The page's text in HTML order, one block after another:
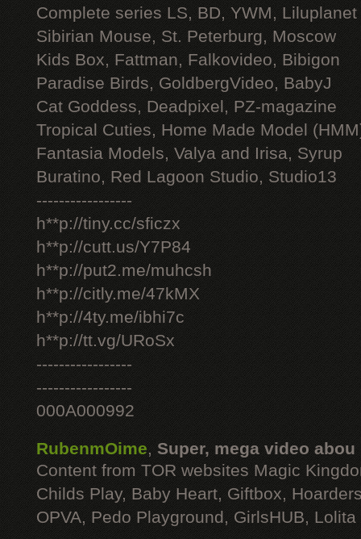
Complete series LS, BD, YWM, Liluplanet
Sibirian Mouse, St. Peterburg, Moscow
Kids Box, Fattman, Falkovideo, Bibigon
Paradise Birds, GoldbergVideo, BabyJ
Cat Goddess, Deadpixel, PZ-magazine
Tropical Cuties, Home Made Model
Fantasia Models, Valya and Irisa, Syrup
Buratino, Red Lagoon Studio, Studio13
-----------------
h**p://tiny.cc/sficzx
h**p://cutt.us/Y7P84
h**p://put2.me/muhcsh
h**p://citly.me/47kMX
h**p://4ty.me/ibhi7c
h**p://tt.vg/URoSx
-----------------
-----------------
000A000992
RubenmOime, Super, mega video abou
Content from TOR websites Magic
Childs Play, Baby Heart, Giftbox,
OPVA, Pedo Playground, GirlsHUB, Lolita